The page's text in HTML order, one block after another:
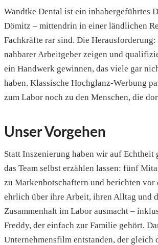
Wandtke Dental ist ein inhabergeführtes
Dömitz – mittendrin in einer ländlichen
Fachkräfte rar sind. Die Herausforderung:
nahbarer Arbeitgeber zeigen und
ein Handwerk gewinnen, das viele gar
haben. Klassische Hochglanz-Werbung
zum Labor noch zu den Menschen, die
Unser Vorgehen
Statt Inszenierung haben wir auf Echtheit
das Team selbst erzählen lassen: fünf
zu Markenbotschaftern und berichten vor
ehrlich über ihre Arbeit, ihren Alltag und
Zusammenhalt im Labor ausmacht –
Freddy, der einfach zur Familie gehört.
Unternehmensfilm entstanden, der gleich